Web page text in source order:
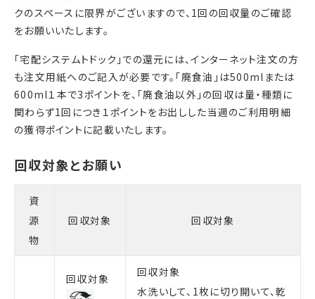
クのスペースに限界がございますので、1回の回収量のご確認
をお願いいたします。
「宅配システムトドック」での還元には、インターネット注文の方
も注文用紙へのご記入が必要です。「廃食油」は500mlまたは
600ml１本で3ポイントを、「廃食油以外」の回収は量・種類に
関わらず1回につき１ポイントをお出しした当週のご利用明細
の獲得ポイントに記載いたします。
資
源
物
回収対象 回収対象
回収対象
回収対象
水洗いして、1枚に切り開いて、乾